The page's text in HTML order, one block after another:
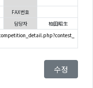
FAX번호
담당자 柏田昭生
수정